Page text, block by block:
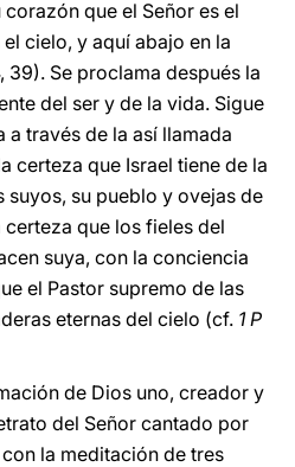
que el Señor es el
cielo, y aquí abajo en la
39). Se proclama después la
del ser y de la vida. Sigue
través de la así llamada
certeza que Israel tiene de la
su pueblo y ovejas de
certeza que los fieles del
suya, con la conciencia
el Pastor supremo de las
eternas del cielo (cf. 1 P
de Dios uno, creador y
del Señor cantado por
la meditación de tres